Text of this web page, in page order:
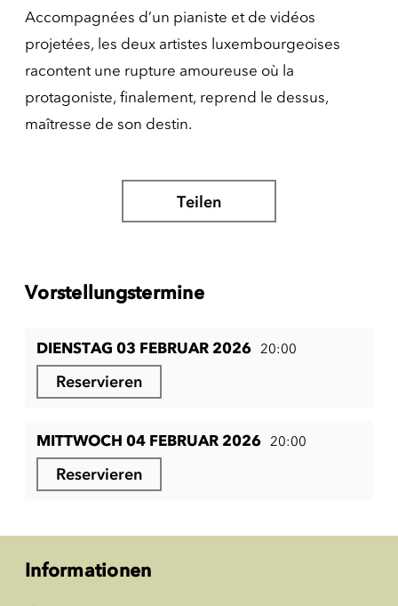
Accompagnées d’un pianiste et de vidéos
projetées, les deux artistes luxembourgeoises
racontent une rupture amoureuse où la
protagoniste, finalement, reprend le dessus,
maîtresse de son destin.
Teilen
Vorstellungstermine
DIENSTAG 03 FEBRUAR 2026 20:00
Reservieren
MITTWOCH 04 FEBRUAR 2026 20:00
Reservieren
Informationen